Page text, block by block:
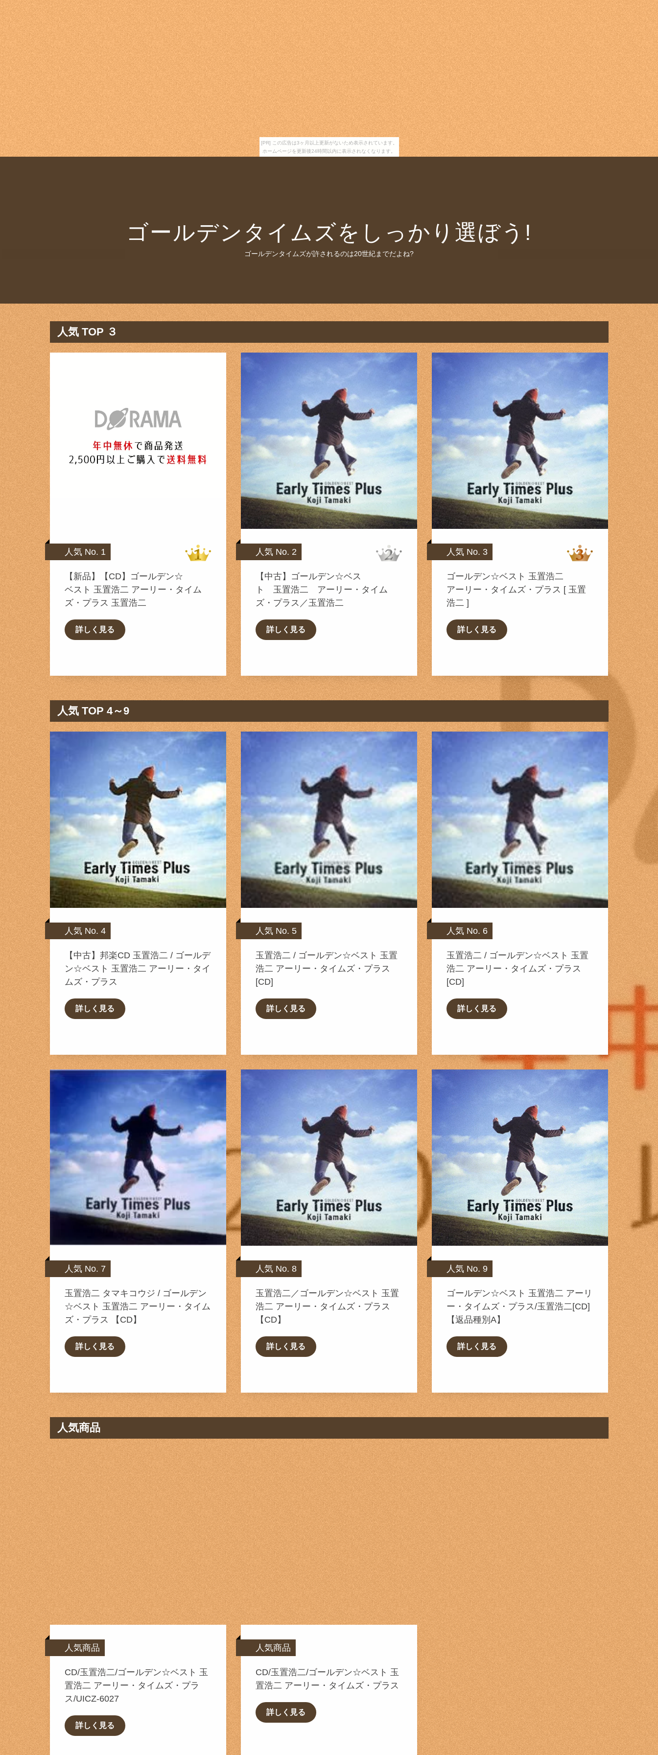
[PR] この広告は3ヶ月以上更新がないため表示されています。
ホームページを更新後24時間以内に表示されなくなります。
ゴールデンタイムズをしっかり選ぼう!
ゴールデンタイムズが許されるのは20世紀までだよね?
人気 TOP ３
人気 No. 1
【新品】【CD】ゴールデン☆
ベスト 玉置浩二 アーリー・タイム
ズ・プラス 玉置浩二
詳しく見る
人気 No. 2
【中古】ゴールデン☆ベス
ト 玉置浩二 アーリー・タイム
ズ・プラス／玉置浩二
詳しく見る
人気 No. 3
ゴールデン☆ベスト 玉置浩二
アーリー・タイムズ・プラス [ 玉置
浩二 ]
詳しく見る
人気 TOP 4～9
人気 No. 4
【中古】邦楽CD 玉置浩二 / ゴールデ
ン☆ベスト 玉置浩二 アーリー・タイ
ムズ・プラス
詳しく見る
人気 No. 5
玉置浩二 / ゴールデン☆ベスト 玉置
浩二 アーリー・タイムズ・プラス
[CD]
詳しく見る
人気 No. 6
玉置浩二 / ゴールデン☆ベスト 玉置
浩二 アーリー・タイムズ・プラス
[CD]
詳しく見る
人気 No. 7
玉置浩二 タマキコウジ / ゴールデン
☆ベスト 玉置浩二 アーリー・タイム
ズ・プラス 【CD】
詳しく見る
人気 No. 8
玉置浩二／ゴールデン☆ベスト 玉置
浩二 アーリー・タイムズ・プラス
【CD】
詳しく見る
人気 No. 9
ゴールデン☆ベスト 玉置浩二 アーリ
ー・タイムズ・プラス/玉置浩二[CD]
【返品種別A】
詳しく見る
人気商品
人気商品
CD/玉置浩二/ゴールデン☆ベスト 玉
置浩二 アーリー・タイムズ・プラ
ス/UICZ-6027
詳しく見る
人気商品
CD/玉置浩二/ゴールデン☆ベスト 玉
置浩二 アーリー・タイムズ・プラス
詳しく見る